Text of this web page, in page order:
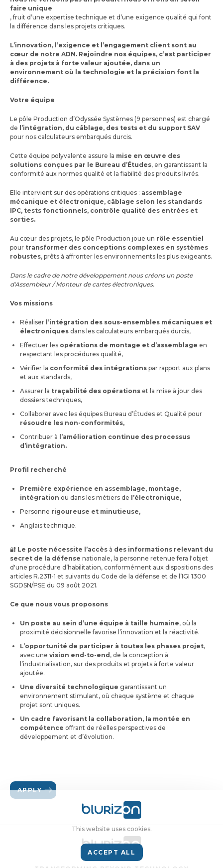
faire unique
, fruit d’une expertise technique et d’une exigence qualité qui font
la différence dans les projets critiques.
L’innovation, l’exigence et l’engagement client sont au
cœur de notre ADN. Rejoindre nos équipes, c’est participer
à des projets à forte valeur ajoutée, dans un
environnement où la technologie et la précision font la
différence.
Votre équipe
Le pôle Production d’Odyssée Systèmes (9 personnes) est chargé
de l’intégration, du câblage, des tests et du support SAV
pour nos calculateurs embarqués durcis.
Cette équipe polyvalente assure la mise en œuvre des
solutions conçues par le Bureau d’Études, en garantissant la
conformité aux normes qualité et la fiabilité des produits livrés.
Elle intervient sur des opérations critiques : assemblage
mécanique et électronique, câblage selon les standards
IPC, tests fonctionnels, contrôle qualité des entrées et
sorties.
Au cœur des projets, le pôle Production joue un rôle essentiel
pour transformer des conceptions complexes en systèmes
robustes, prêts à affronter les environnements les plus exigeants.
Dans le cadre de notre développement nous créons un poste
d'Assembleur / Monteur de cartes électroniques.
Vos missions
Réaliser l’intégration des sous-ensembles mécaniques et
électroniques dans les calculateurs embarqués durcis,
Effectuer les opérations de montage et d’assemblage en
respectant les procédures qualité,
Vérifier la conformité des intégrations par rapport aux plans
et aux standards,
Assurer la traçabilité des opérations et la mise à jour des
dossiers techniques,
Collaborer avec les équipes Bureau d’Études et Qualité pour
résoudre les non-conformités,
Contribuer à l’amélioration continue des processus
d’intégration.
Profil recherché
Première expérience en assemblage, montage,
intégration ou dans les métiers de l’électronique,
Personne rigoureuse et minutieuse,
Anglais technique.
🔐 Le poste nécessite l’accès à des informations relevant du
secret de la défense nationale, la personne retenue fera l'objet
d'une procédure d’habilitation, conformément aux dispositions des
articles R.2311-1 et suivants du Code de la défense et de l’IGI 1300
SGDSN/PSE du 09 août 2021.
Ce que nous vous proposons
Un poste au sein d’une équipe à taille humaine, où la
proximité décisionnelle favorise l’innovation et la réactivité.
L’opportunité de participer à toutes les phases projet,
avec une vision end-to-end , de la conception à
l’industrialisation, sur des produits et projets à forte valeur
ajoutée.
Une diversité technologique garantissant un
environnement stimulant, où chaque système et chaque
projet sont uniques.
Un cadre favorisant la collaboration, la montée en
compétence offrant de réelles perspectives de
développement et d’évolution.
APPLY
This website uses cookies.
ACCEPT ALL